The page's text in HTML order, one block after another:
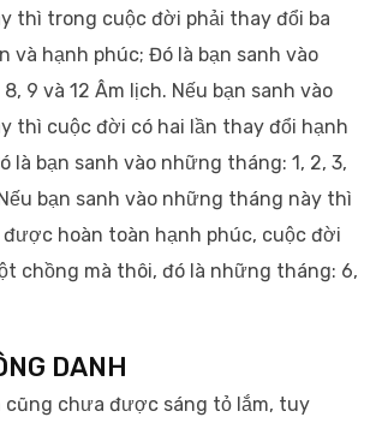
thì trong cuộc đời phải thay đổi ba
và hạnh phúc; Đó là bạn sanh vào
9 và 12 Âm lịch. Nếu bạn sanh vào
thì cuộc đời có hai lần thay đổi hạnh
là bạn sanh vào những tháng: 1, 2, 3,
bạn sanh vào những tháng này thì
hoàn toàn hạnh phúc, cuộc đời
chồng mà thôi, đó là những tháng: 6,
DANH
cũng chưa được sáng tỏ lắm, tuy